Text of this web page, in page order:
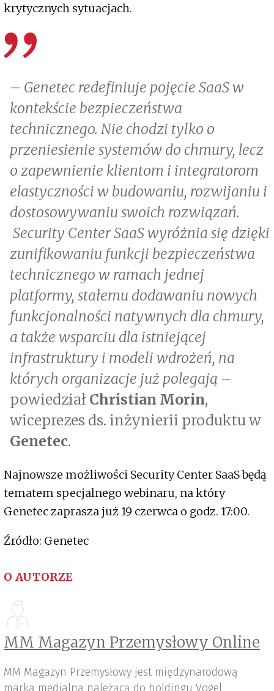
krytycznych sytuacjach.
– Genetec redefiniuje pojęcie SaaS w
kontekście bezpieczeństwa
technicznego. Nie chodzi tylko o
przeniesienie systemów do chmury, lecz
o zapewnienie klientom i integratorom
elastyczności w budowaniu, rozwijaniu i
dostosowywaniu swoich rozwiązań.
Security Center SaaS wyróżnia się dzięki
zunifikowaniu funkcji bezpieczeństwa
technicznego w ramach jednej
platformy, stałemu dodawaniu nowych
funkcjonalności natywnych dla chmury,
a także wsparciu dla istniejącej
infrastruktury i modeli wdrożeń, na
których organizacje już polegają –
powiedział Christian Morin,
wiceprezes ds. inżynierii produktu w
Genetec.
Najnowsze możliwości Security Center SaaS będą
tematem specjalnego webinaru, na który
Genetec zaprasza już 19 czerwca o godz. 17:00.
Źródło: Genetec
O AUTORZE
MM Magazyn Przemysłowy Online
MM Magazyn Przemysłowy jest międzynarodową
marką medialną należącą do holdingu Vogel